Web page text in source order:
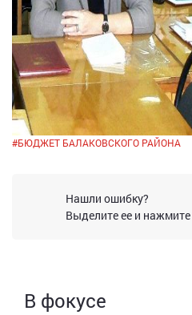
#БЮДЖЕТ БАЛАКОВСКОГО РАЙОНА
Нашли ошибку?
Выделите ее и нажмите
В фокусе